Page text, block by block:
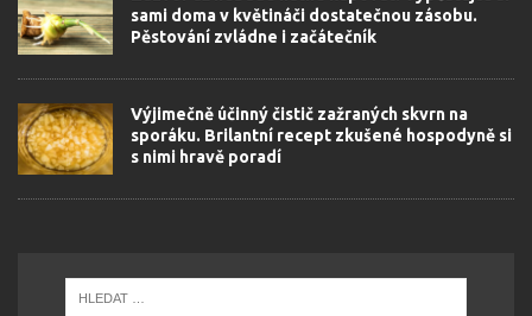
sami doma v květináči dostatečnou zásobu.
Pěstování zvládne i začátečník
Výjimečně účinný čistič zažraných skvrn na
sporáku. Brilantní recept zkušené hospodyně si
s nimi hravě poradí